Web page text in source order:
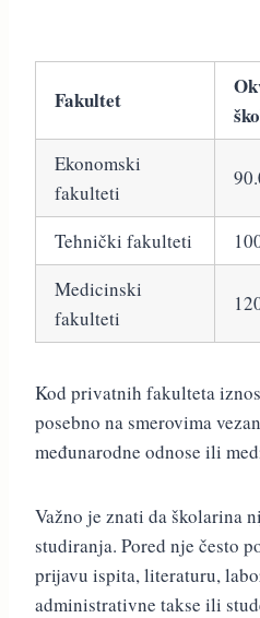
Fakultet
Ekonomski
fakulteti
Tehnički fakulteti
Medicinski
fakulteti
Kod privatnih fakulteta
posebno na smerovima
međunarodne odnose ili
Važno je znati da školarina
studiranja. Pored nje često
prijavu ispita, literaturu,
administrativne takse ili